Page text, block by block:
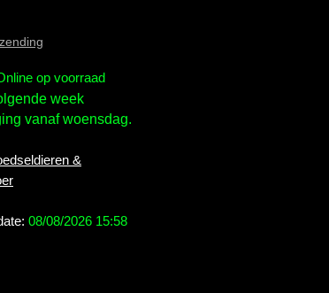
op voorraad
week
vanaf woensdag.
&
08/08/2026 15:58